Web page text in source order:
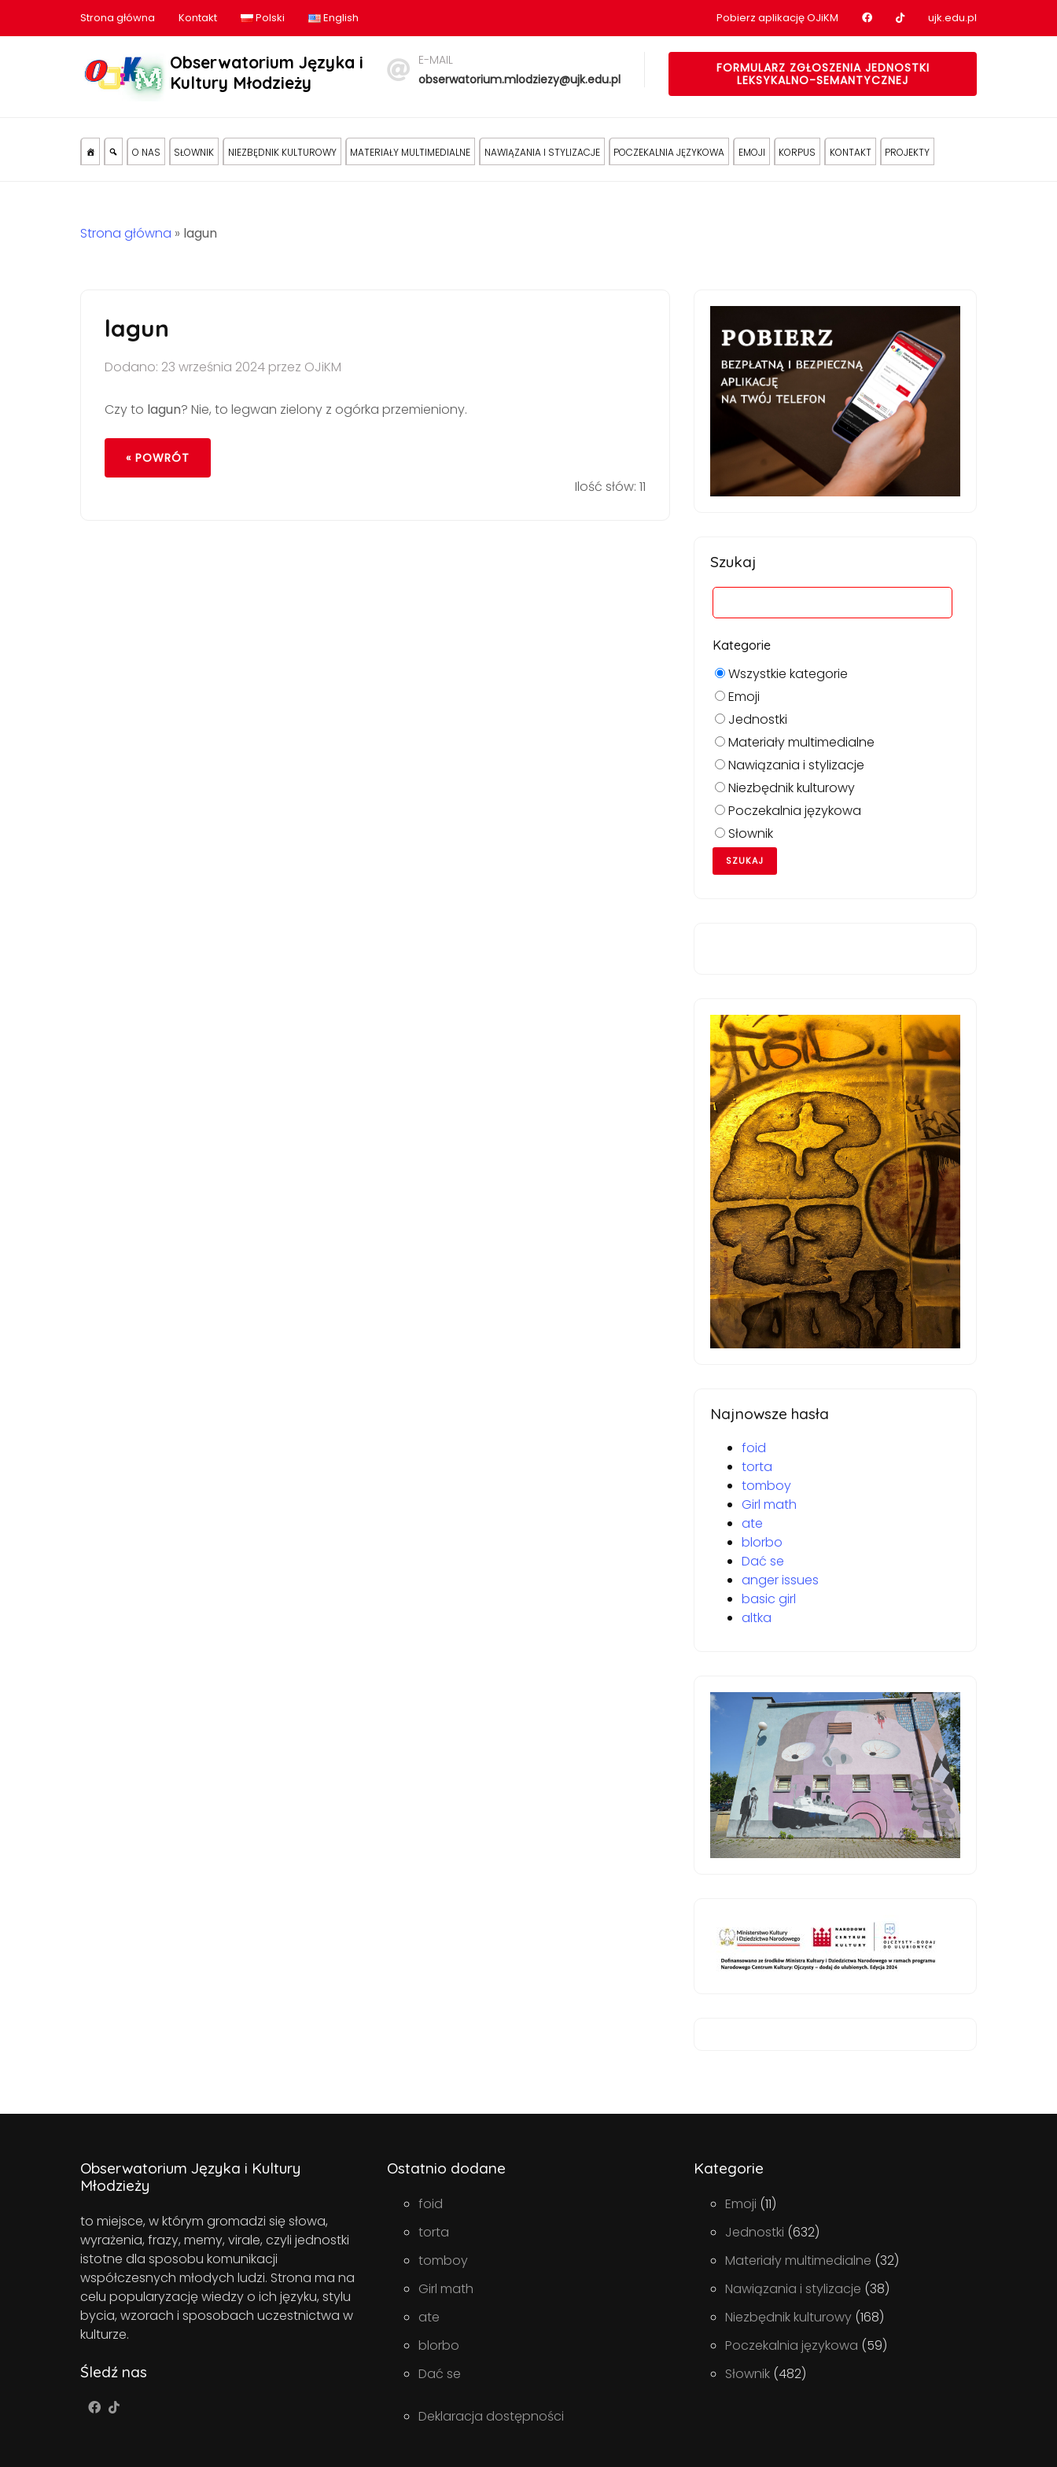
Strona główna Kontakt Polski English Pobierz aplikację OJiKM Nasz profil na Facebook
Nasz profil na tiktok
ujk.edu.pl
Obserwatorium Języka i
Kultury Młodzieży
E-MAIL
obserwatorium.mlodziezy@ujk.edu.pl
FORMULARZ ZGŁOSZENIA JEDNOSTKI
LEKSYKALNO-SEMANTYCZNEJ
O NAS SŁOWNIK NIEZBĘDNIK KULTUROWY MATERIAŁY MULTIMEDIALNE NAWIĄZANIA I STYLIZACJE POCZEKALNIA JĘZYKOWA EMOJI KORPUS KONTAKT PROJEKTY
Strona główna » lagun
lagun
Dodano: 23 września 2024 przez OJiKM
Czy to lagun? Nie, to legwan zielony z ogórka przemieniony.
« POWRÓT
Ilość słów: 11
Szukaj
Kategorie
Wszystkie kategorie
Emoji
Jednostki
Materiały multimedialne
Nawiązania i stylizacje
Niezbędnik kulturowy
Poczekalnia językowa
Słownik
Najnowsze hasła
foid
torta
tomboy
Girl math
ate
blorbo
Dać se
anger issues
basic girl
altka
Obserwatorium Języka i Kultury
Młodzieży
to miejsce, w którym gromadzi się słowa,
wyrażenia, frazy, memy, virale, czyli jednostki
istotne dla sposobu komunikacji
współczesnych młodych ludzi. Strona ma na
celu popularyzację wiedzy o ich języku, stylu
bycia, wzorach i sposobach uczestnictwa w
kulturze.
Śledź nas
Ostatnio dodane
foid
torta
tomboy
Girl math
ate
blorbo
Dać se
Deklaracja dostępności
Kategorie
Emoji (11)
Jednostki (632)
Materiały multimedialne (32)
Nawiązania i stylizacje (38)
Niezbędnik kulturowy (168)
Poczekalnia językowa (59)
Słownik (482)